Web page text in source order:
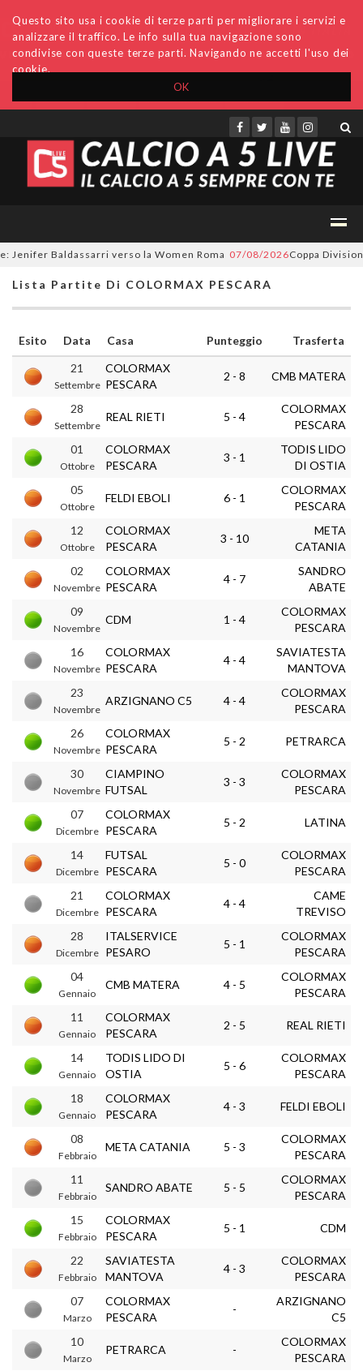
OK
Questo sito usa i cookie di terze parti per migliorare i servizi e
analizzare il traffico. Le info sulla tua navigazione sono
condivise con queste terze parti. Navigando ne accetti l'uso dei
cookie.
Accedi Archivio Invio comunicati Redazione
Baldassarri verso la Women Roma 07/08/2026Coppa
Lista Partite Di COLORMAX PESCARA
Esito Data Casa Punteggio
Trasferta
21
Settembre
COLORMAX
PESCARA
2 - 8 CMB MATERA
28
Settembre
REAL RIETI 5 - 4
COLORMAX
PESCARA
01
Ottobre
COLORMAX
PESCARA
3 - 1
TODIS LIDO
DI OSTIA
05
Ottobre
FELDI EBOLI 6 - 1
COLORMAX
PESCARA
12
Ottobre
COLORMAX
PESCARA
3 - 10
META
CATANIA
02
Novembre
COLORMAX
PESCARA
4 - 7
SANDRO
ABATE
09
Novembre
CDM 1 - 4
COLORMAX
PESCARA
16
Novembre
COLORMAX
PESCARA
4 - 4
SAVIATESTA
MANTOVA
23
Novembre
ARZIGNANO C5 4 - 4
COLORMAX
PESCARA
26
Novembre
COLORMAX
PESCARA
5 - 2 PETRARCA
30
Novembre
CIAMPINO
FUTSAL
3 - 3
COLORMAX
PESCARA
07
Dicembre
COLORMAX
PESCARA
5 - 2 LATINA
14
Dicembre
FUTSAL
PESCARA
5 - 0
COLORMAX
PESCARA
21
Dicembre
COLORMAX
PESCARA
4 - 4
CAME
TREVISO
28
Dicembre
ITALSERVICE
PESARO
5 - 1
COLORMAX
PESCARA
04
Gennaio
CMB MATERA 4 - 5
COLORMAX
PESCARA
11
Gennaio
COLORMAX
PESCARA
2 - 5 REAL RIETI
14
Gennaio
TODIS LIDO DI
OSTIA
5 - 6
COLORMAX
PESCARA
18
Gennaio
COLORMAX
PESCARA
4 - 3 FELDI EBOLI
08
Febbraio
META CATANIA 5 - 3
COLORMAX
PESCARA
11
Febbraio
SANDRO ABATE 5 - 5
COLORMAX
PESCARA
15
Febbraio
COLORMAX
PESCARA
5 - 1 CDM
22
Febbraio
SAVIATESTA
MANTOVA
4 - 3
COLORMAX
PESCARA
07
Marzo
COLORMAX
PESCARA
-
ARZIGNANO
C5
10
Marzo
PETRARCA -
COLORMAX
PESCARA